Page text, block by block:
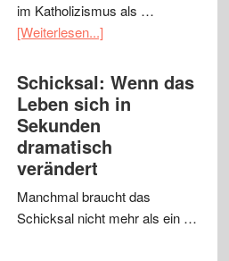
im Katholizismus als …
[Weiterlesen...]
Schicksal: Wenn das
Leben sich in
Sekunden
dramatisch
verändert
Manchmal braucht das
Schicksal nicht mehr als ein …